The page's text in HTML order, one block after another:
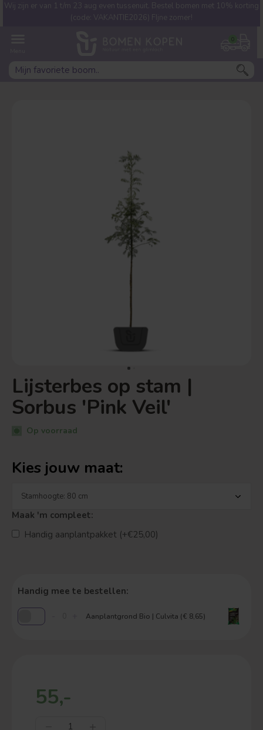
0
Wij zijn er van 1 t/m 23 aug even tussenuit. Bestel bomen met 10% korting
(code: VAKANTIE2026) FIjne zomer!
Lijsterbes op stam |
Sorbus 'Pink Veil'
Op voorraad
Kies jouw maat:
Maak 'm compleet:
Handig aanplantpakket (+€25,00)
Handig mee te bestellen:
Aanplantgrond Bio | Culvita (€ 8,65)
55,-
Welke boom ben jij naar op